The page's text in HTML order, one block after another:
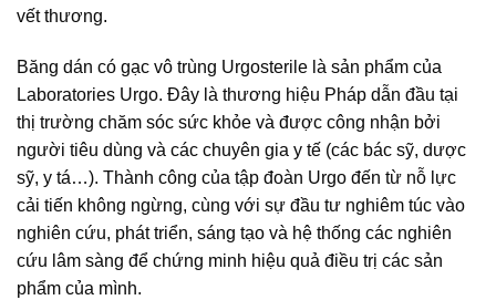
vết thương.
Băng dán có gạc vô trùng Urgosterile là sản phẩm của
Laboratories Urgo. Đây là thương hiệu Pháp dẫn đầu tại
thị trường chăm sóc sức khỏe và được công nhận bởi
người tiêu dùng và các chuyên gia y tế (các bác sỹ, dược
sỹ, y tá…). Thành công của tập đoàn Urgo đến từ nỗ lực
cải tiến không ngừng, cùng với sự đầu tư nghiêm túc vào
nghiên cứu, phát triển, sáng tạo và hệ thống các nghiên
cứu lâm sàng để chứng minh hiệu quả điều trị các sản
phẩm của mình.